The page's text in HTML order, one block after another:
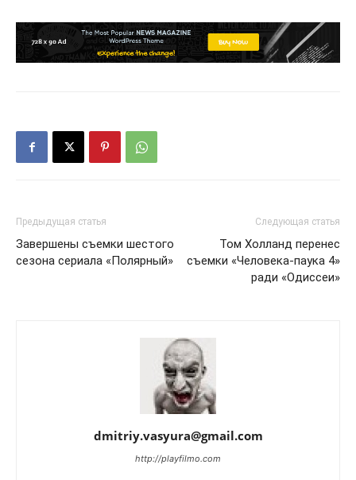
Предыдущая статья
Завершены съемки шестого
сезона сериала «Полярный»
Следующая статья
Том Холланд перенес
съемки «Человека-паука 4»
ради «Одиссеи»
dmitriy.vasyura@gmail.com
http://playfilmo.com